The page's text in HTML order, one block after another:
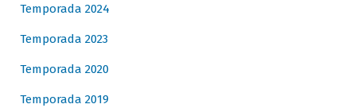
Temporada 2024
Temporada 2023
Temporada 2020
Temporada 2019